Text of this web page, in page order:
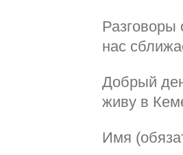
Разговоры
нас
Добрый
живу в
Имя